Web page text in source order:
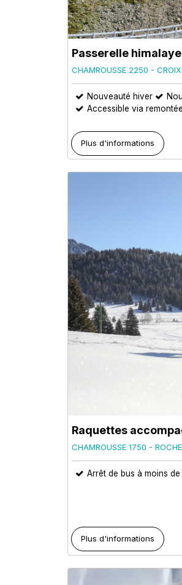
Passerelle
CHAMROUSSE 2250 -
Nouveauté hiver
Accessible via
Plus d'informations
Raquettes
CHAMROUSSE 1750 - ROCHE
Arrêt de bus à moins
Plus d'informations